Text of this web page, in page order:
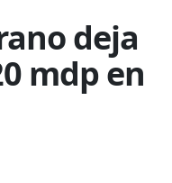
deja
mdp en